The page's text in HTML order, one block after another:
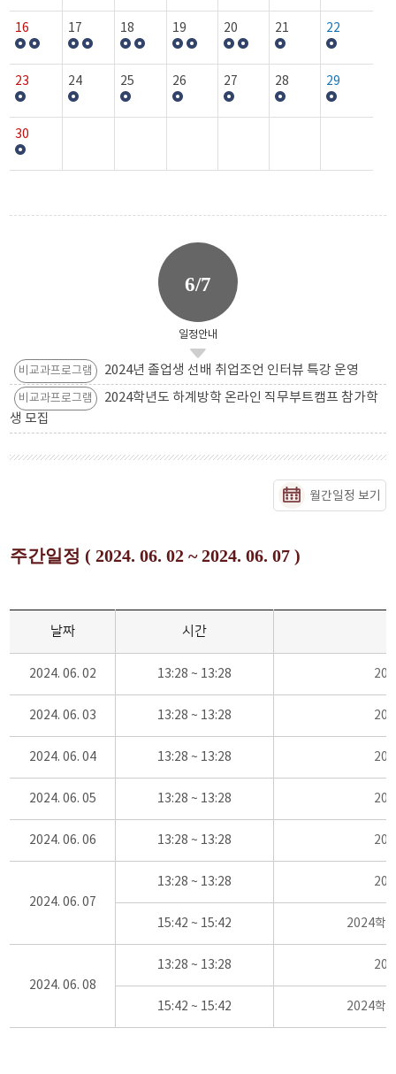
16 17 18 19 20 21 22
23 24 25 26 27 28 29
30
6/7
일정안내
비교과프로그램 2024년 졸업생 선배 취업조언 인터뷰 특강 운영
비교과프로그램
2024학년도 하계방학 온라인 직무부트캠프 참가학
생 모집
월간일정 보기
주간일정 ( 2024. 06. 02 ~ 2024. 06. 07 )
날짜 시간
2024. 06. 02 13:28 ~ 13:28
2024. 06. 03 13:28 ~ 13:28
2024. 06. 04 13:28 ~ 13:28
2024. 06. 05 13:28 ~ 13:28
2024. 06. 06 13:28 ~ 13:28
2024. 06. 07
13:28 ~ 13:28
15:42 ~ 15:42 2024학
2024. 06. 08
13:28 ~ 13:28
15:42 ~ 15:42 2024학